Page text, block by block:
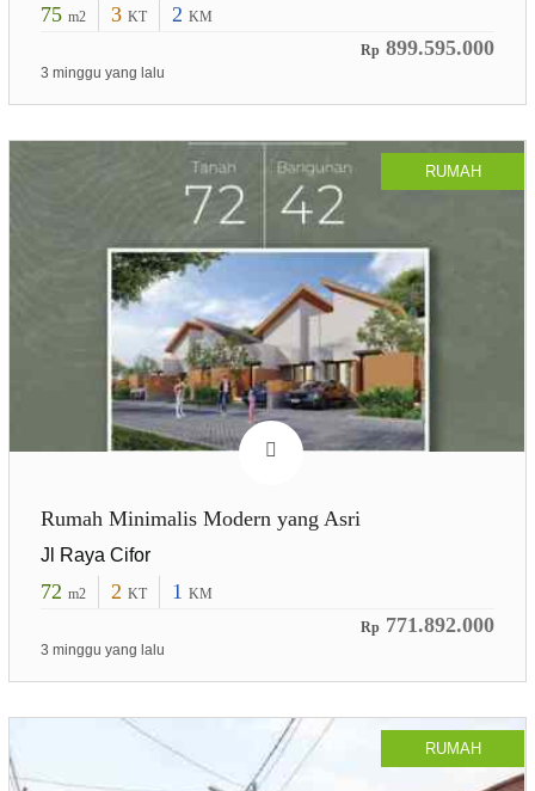
75 m2 3 KT 2 KM
Rp 899.595.000
3 minggu yang lalu
RUMAH
Rumah Minimalis Modern yang Asri
Jl Raya Cifor
72 m2 2 KT 1 KM
Rp 771.892.000
3 minggu yang lalu
RUMAH